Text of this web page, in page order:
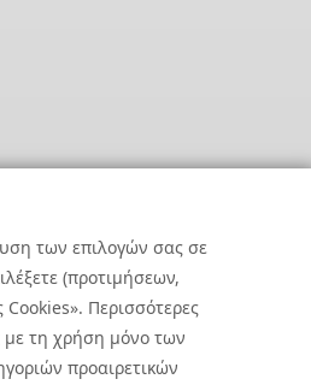
των επιλογών σας σε
(προτιμήσεων,
Περισσότερες
με τη χρήση μόνο των
προαιρετικών